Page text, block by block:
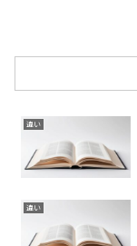
違い
違い